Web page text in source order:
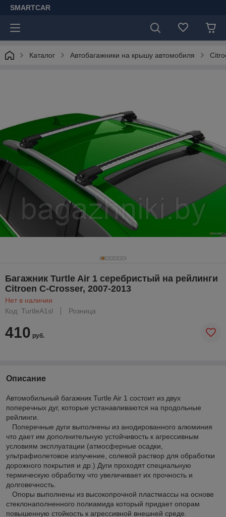
SMARTCAR
Каталог Автобагажники на крышу автомобиля
Багажник Turtle Air 1 серебристый на рейлинги
Citroen C-Crosser, 2007-2013
Нет в наличии
Код: TurtleA1sl
Розница
410 руб.
Описание
Автомобильный багажник Turtle Air 1 состоит из двух
поперечных дуг, которые устанавливаются на продольные
рейлинги.
Поперечные дуги выполнены из анодированного алюминия
что дает им дополнительную устойчивость к агрессивным
условиям эксплуатации (атмосферные осадки,
ультрафиолетовое излучение, солевой раствор для обработки
дорожного покрытия и др.) Дуги проходят специальную
термическую обработку что увеличивает их прочность и
долговечность.
Опоры выполнены из высокопрочной пластмассы на основе
стеклонаполненного полиамида который придает опорам
повышенную стойкость к агрессивной внешней среде.